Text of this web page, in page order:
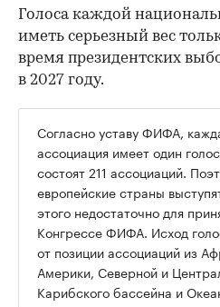
Голоса каждой
иметь серьезный вес
время президентских
в 2027 году.
Согласно уставу ФИФА,
ассоциация имеет один
состоят 211 ассоциаций.
европейские страны
этого недостаточно для
Конгрессе ФИФА. Исход
от позиции ассоциаций из
Америки, Северной и
Карибского бассейна и